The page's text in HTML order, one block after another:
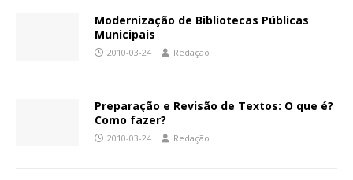
Modernização de Bibliotecas Públicas
Municipais
2010-03-24 Redação
Preparação e Revisão de Textos: O que é?
Como fazer?
2010-03-24 Redação